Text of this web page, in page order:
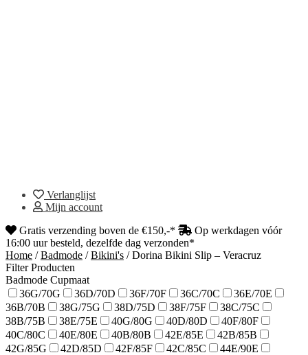
Verlanglijst
Mijn account
Gratis verzending boven de €150,-*
Op werkdagen vóór
16:00 uur besteld, dezelfde dag verzonden*
Home /Badmode /Bikini's /Dorina Bikini Slip – Veracruz
Filter Producten
Badmode Cupmaat
36G/70G
36D/70D 36F/70F 36C/70C
36E/70E
36B/70B
38G/75G 38D/75D 38F/75F
38C/75C
38B/75B
38E/75E 40G/80G 40D/80D
40F/80F
40C/80C
40E/80E 40B/80B 42E/85E
42B/85B
42G/85G
42D/85D 42F/85F 42C/85C
44E/90E